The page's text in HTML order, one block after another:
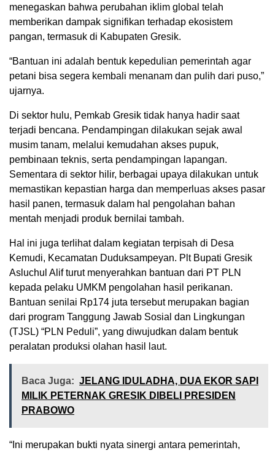
menegaskan bahwa perubahan iklim global telah
memberikan dampak signifikan terhadap ekosistem
pangan, termasuk di Kabupaten Gresik.
“Bantuan ini adalah bentuk kepedulian pemerintah agar
petani bisa segera kembali menanam dan pulih dari puso,”
ujarnya.
Di sektor hulu, Pemkab Gresik tidak hanya hadir saat
terjadi bencana. Pendampingan dilakukan sejak awal
musim tanam, melalui kemudahan akses pupuk,
pembinaan teknis, serta pendampingan lapangan.
Sementara di sektor hilir, berbagai upaya dilakukan untuk
memastikan kepastian harga dan memperluas akses pasar
hasil panen, termasuk dalam hal pengolahan bahan
mentah menjadi produk bernilai tambah.
Hal ini juga terlihat dalam kegiatan terpisah di Desa
Kemudi, Kecamatan Duduksampeyan. Plt Bupati Gresik
Asluchul Alif turut menyerahkan bantuan dari PT PLN
kepada pelaku UMKM pengolahan hasil perikanan.
Bantuan senilai Rp174 juta tersebut merupakan bagian
dari program Tanggung Jawab Sosial dan Lingkungan
(TJSL) “PLN Peduli”, yang diwujudkan dalam bentuk
peralatan produksi olahan hasil laut.
Baca Juga: JELANG IDULADHA, DUA EKOR SAPI
MILIK PETERNAK GRESIK DIBELI PRESIDEN
PRABOWO
“Ini merupakan bukti nyata sinergi antara pemerintah,